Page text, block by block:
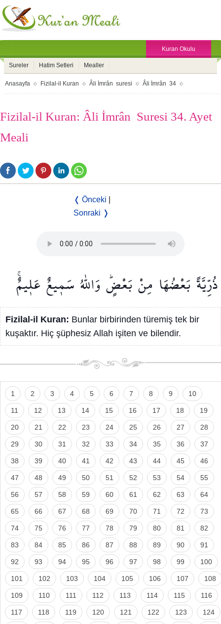
Kuran Okulu
Sureler Hatim Setleri Mealler
Anasayfa Fizilal-il Kuran Âli İmrân suresi Âli İmrân 34
Fizilal-il Kuran: Âli İmrân Suresi 34. Ayet
Meali
❬ Önceki
Sonraki ❭
ذُرِّيَّةًبَعْضُهَا مِنْبَعْضٍۜوَاللّٰهُسَم۪يعٌ عَل۪يمٌۚ
Fizilal-il Kuran: Bunlar birbirinden türemiş tek bir
kuşaktır. Hiç şüphesiz Allah işiten ve bilendir.
1 2 3 4 5 6 7 8 9 10
11 12 13 14 15 16 17 18 19
20 21 22 23 24 25 26 27 28
29 30 31 32 33 34 35 36 37
38 39 40 41 42 43 44 45 46
47 48 49 50 51 52 53 54 55
56 57 58 59 60 61 62 63 64
65 66 67 68 69 70 71 72 73
74 75 76 77 78 79 80 81 82
83 84 85 86 87 88 89 90 91
92 93 94 95 96 97 98 99 100
101 102 103 104 105 106 107 108
109 110 111 112 113 114 115 116
117 118 119 120 121 122 123 124